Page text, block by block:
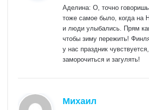
Аделина: О, точно
тоже самое было, когда на
и люди улыбались. Прям
чтобы зиму пережить!
у нас праздник
заморочиться и загулять!
Михаил